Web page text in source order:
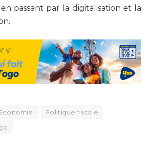
passant par la digitalisation et la
Economie
Politique fiscale